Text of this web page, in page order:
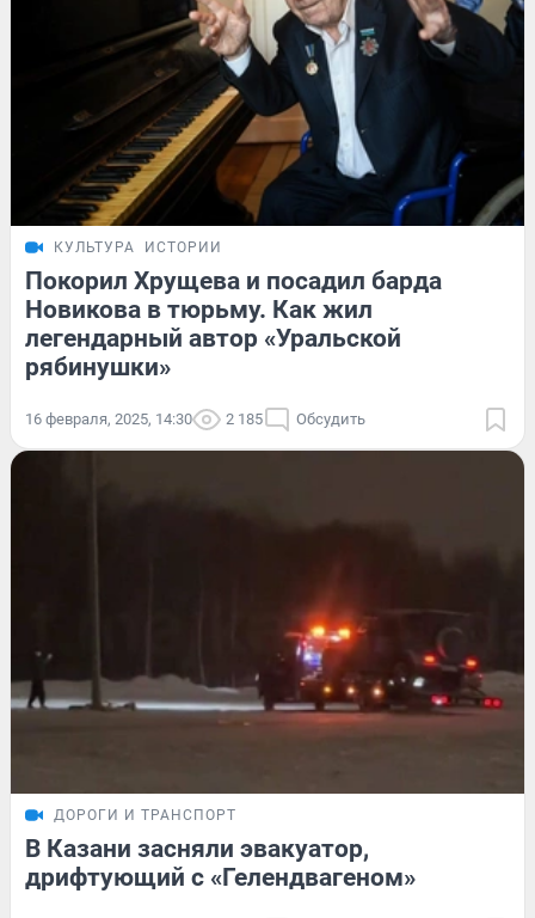
КУЛЬТУРА ИСТОРИИ
Покорил Хрущева и посадил барда
Новикова в тюрьму. Как жил
легендарный автор «Уральской
рябинушки»
16 февраля, 2025, 14:30 2 185 Обсудить
ДОРОГИ И ТРАНСПОРТ
В Казани засняли эвакуатор,
дрифтующий с «Гелендвагеном»